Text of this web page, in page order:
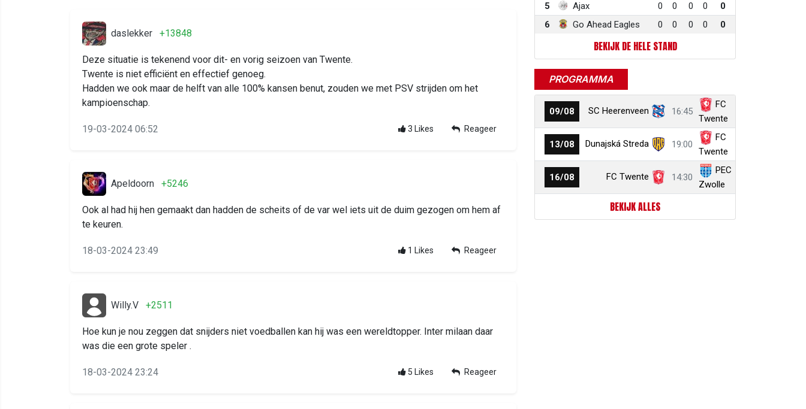
daslekker +13848
Deze situatie is tekenend voor dit- en vorig seizoen van Twente.
Twente is niet efficiënt en effectief genoeg.
Hadden we ook maar de helft van alle 100% kansen benut, zouden we met PSV strijden om het
kampioenschap.
19-03-2024 06:52 3 Likes Reageer
Apeldoorn +5246
Ook al had hij hen gemaakt dan hadden de scheits of de var wel iets uit de duim gezogen om hem af
te keuren.
18-03-2024 23:49 1 Likes Reageer
Willy.V +2511
Hoe kun je nou zeggen dat snijders niet voedballen kan hij was een wereldtopper. Inter milaan daar
was die een grote speler .
18-03-2024 23:24 5 Likes Reageer
5
Ajax 0 0 0 0
0
6
Go Ahead Eagles 0 0 0 0 0
BEKIJK DE HELE STAND
PROGRAMMA
09/08 SC Heerenveen 16:45
FC
Twente
13/08 Dunajská Streda 19:00
FC
Twente
16/08 FC Twente 14:30
PEC
Zwolle
BEKIJK ALLES